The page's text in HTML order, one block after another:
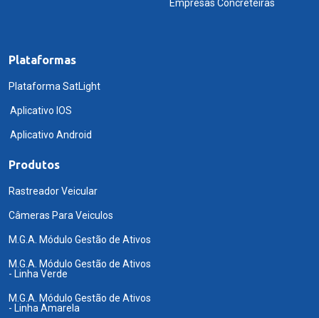
Empresas Concreteiras
Plataformas
Plataforma SatLight
Aplicativo IOS
Aplicativo Android
Produtos
Rastreador Veicular
Câmeras Para Veiculos
M.G.A. Módulo Gestão de Ativos
M.G.A. Módulo Gestão de Ativos
- Linha Verde
M.G.A. Módulo Gestão de Ativos
- Linha Amarela